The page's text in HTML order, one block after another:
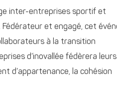
inter-entreprises sportif et
et engagé, cet
à la transition
d’inovallée fédèrera leurs
d’appartenance, la cohésion